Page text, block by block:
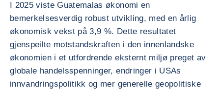
I 2025 viste Guatemalas økonomi en
bemerkelsesverdig robust utvikling, med en årlig
økonomisk vekst på 3,9 %. Dette resultatet
gjenspeilte motstandskraften i den innenlandske
økonomien i et utfordrende eksternt miljø preget av
globale handelsspenninger, endringer i USAs
innvandringspolitikk og mer generelle geopolitiske